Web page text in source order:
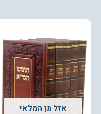
אזל מן המלאי